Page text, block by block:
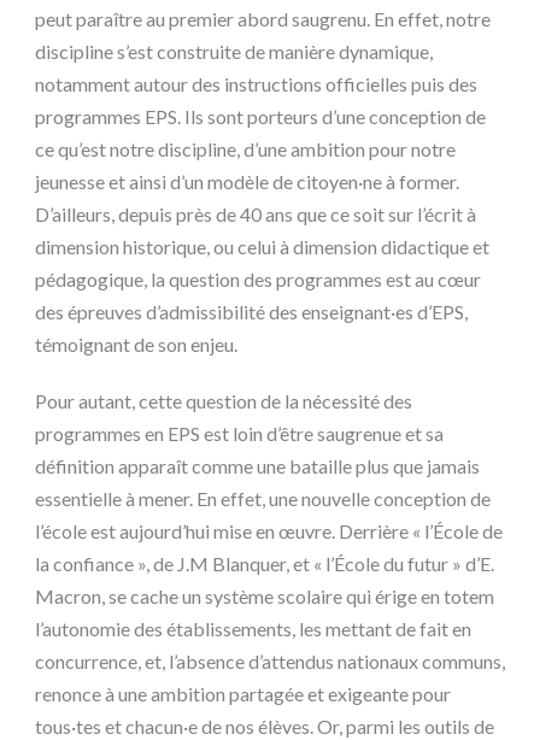
peut paraître au premier abord saugrenu. En effet, notre
discipline s’est construite de manière dynamique,
notamment autour des instructions officielles puis des
programmes EPS. Ils sont porteurs d’une conception de
ce qu’est notre discipline, d’une ambition pour notre
jeunesse et ainsi d’un modèle de citoyen·ne à former.
D’ailleurs, depuis près de 40 ans que ce soit sur l’écrit à
dimension historique, ou celui à dimension didactique et
pédagogique, la question des programmes est au cœur
des épreuves d’admissibilité des enseignant·es d’EPS,
témoignant de son enjeu.
Pour autant, cette question de la nécessité des
programmes en EPS est loin d’être saugrenue et sa
définition apparaît comme une bataille plus que jamais
essentielle à mener. En effet, une nouvelle conception de
l’école est aujourd’hui mise en œuvre. Derrière « l’École de
la confiance », de J.M Blanquer, et « l’École du futur » d’E.
Macron, se cache un système scolaire qui érige en totem
l’autonomie des établissements, les mettant de fait en
concurrence, et, l’absence d’attendus nationaux communs,
renonce à une ambition partagée et exigeante pour
tous·tes et chacun·e de nos élèves. Or, parmi les outils de